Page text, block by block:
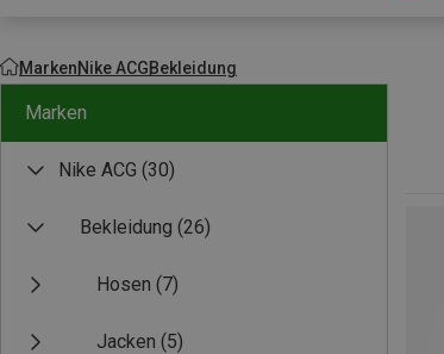
MarkenNike ACGBekleidung
Marken
Nike ACG (30)
Bekleidung (26)
Hosen (7)
Jacken (5)